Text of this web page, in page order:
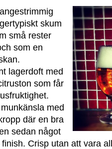
skum
små rester
som en
lagerdoft med
som får
med
där en bra
sedan något
Crisp utan att vara